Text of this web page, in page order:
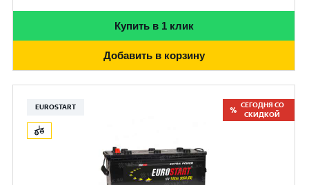
Купить в 1 клик
Добавить в корзину
EUROSTART
СЕГОДНЯ СО
СКИДКОЙ